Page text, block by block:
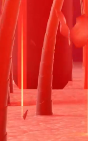
Giriş
Kullanici profi̇li̇
Cihazlarım
Siparişlerim
Adresim
Aboneliklerim
Español
Português
Русский
繁體中文